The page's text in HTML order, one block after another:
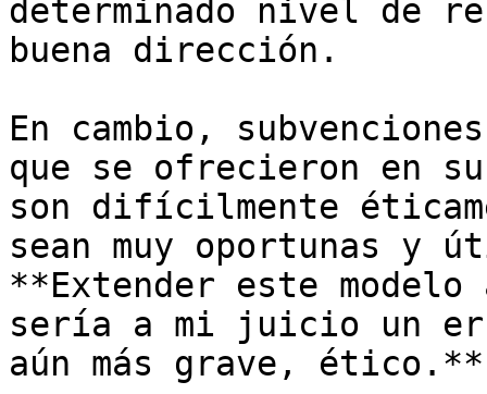
determinado nivel de
buena dirección.
En cambio,
que se ofrecieron en
son difícilmente
sean muy oportunas y
**Extender este
sería a mi juicio un
aún más grave, ético.**